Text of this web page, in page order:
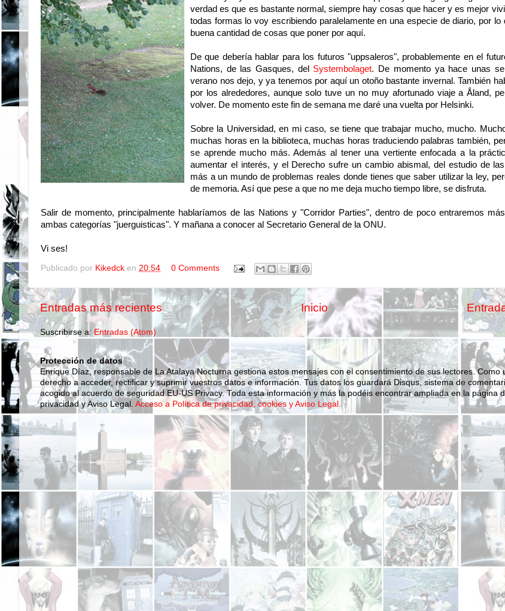
verdad es que es bastante normal, siempre hay cosas que hacer y es mejor
todas formas lo voy escribiendo paralelamente en una especie de diario, por lo
buena cantidad de cosas que poner por aquí.
De que debería hablar para los futuros "uppsaleros", probablemente en el
Nations, de las Gasques, del Systembolaget. De momento ya hace unas
verano nos dejo, y ya tenemos por aquí un otoño bastante invernal. También
por los alrededores, aunque solo tuve un no muy afortunado viaje a Åland,
volver. De momento este fin de semana me daré una vuelta por Helsinki.
Sobre la Universidad, en mi caso, se tiene que trabajar mucho, mucho.
muchas horas en la biblioteca, muchas horas traduciendo palabras también,
se aprende mucho más. Además al tener una vertiente enfocada a la
aumentar el interés, y el Derecho sufre un cambio abismal, del estudio de
más a un mundo de problemas reales donde tienes que saber utilizar la ley,
de memoria. Así que pese a que no me deja mucho tiempo libre, se disfruta.
Salir de momento, principalmente hablaríamos de las Nations y "Corridor Parties", dentro de poco entraremos
ambas categorías "juerguisticas". Y mañana a conocer al Secretario General de la ONU.
Vi ses!
Publicado por Kikedck en 20:54 0 Comments
Entradas más recientes Inicio
Suscribirse a:Entradas (Atom)
Protección de datos
Enrique Díaz, responsable de La Atalaya Nocturna gestiona estos mensajes con el consentimiento de sus lectores. Como
derecho a acceder, rectificar y suprimir vuestros datos e información. Tus datos los guardará Disqus, sistema de
acogido al acuerdo de seguridad EU-US Privacy. Toda esta información y más la podéis encontrar ampliada en la página
privacidad y Aviso Legal. Acceso a Política de privacidad, cookies y Aviso Legal.